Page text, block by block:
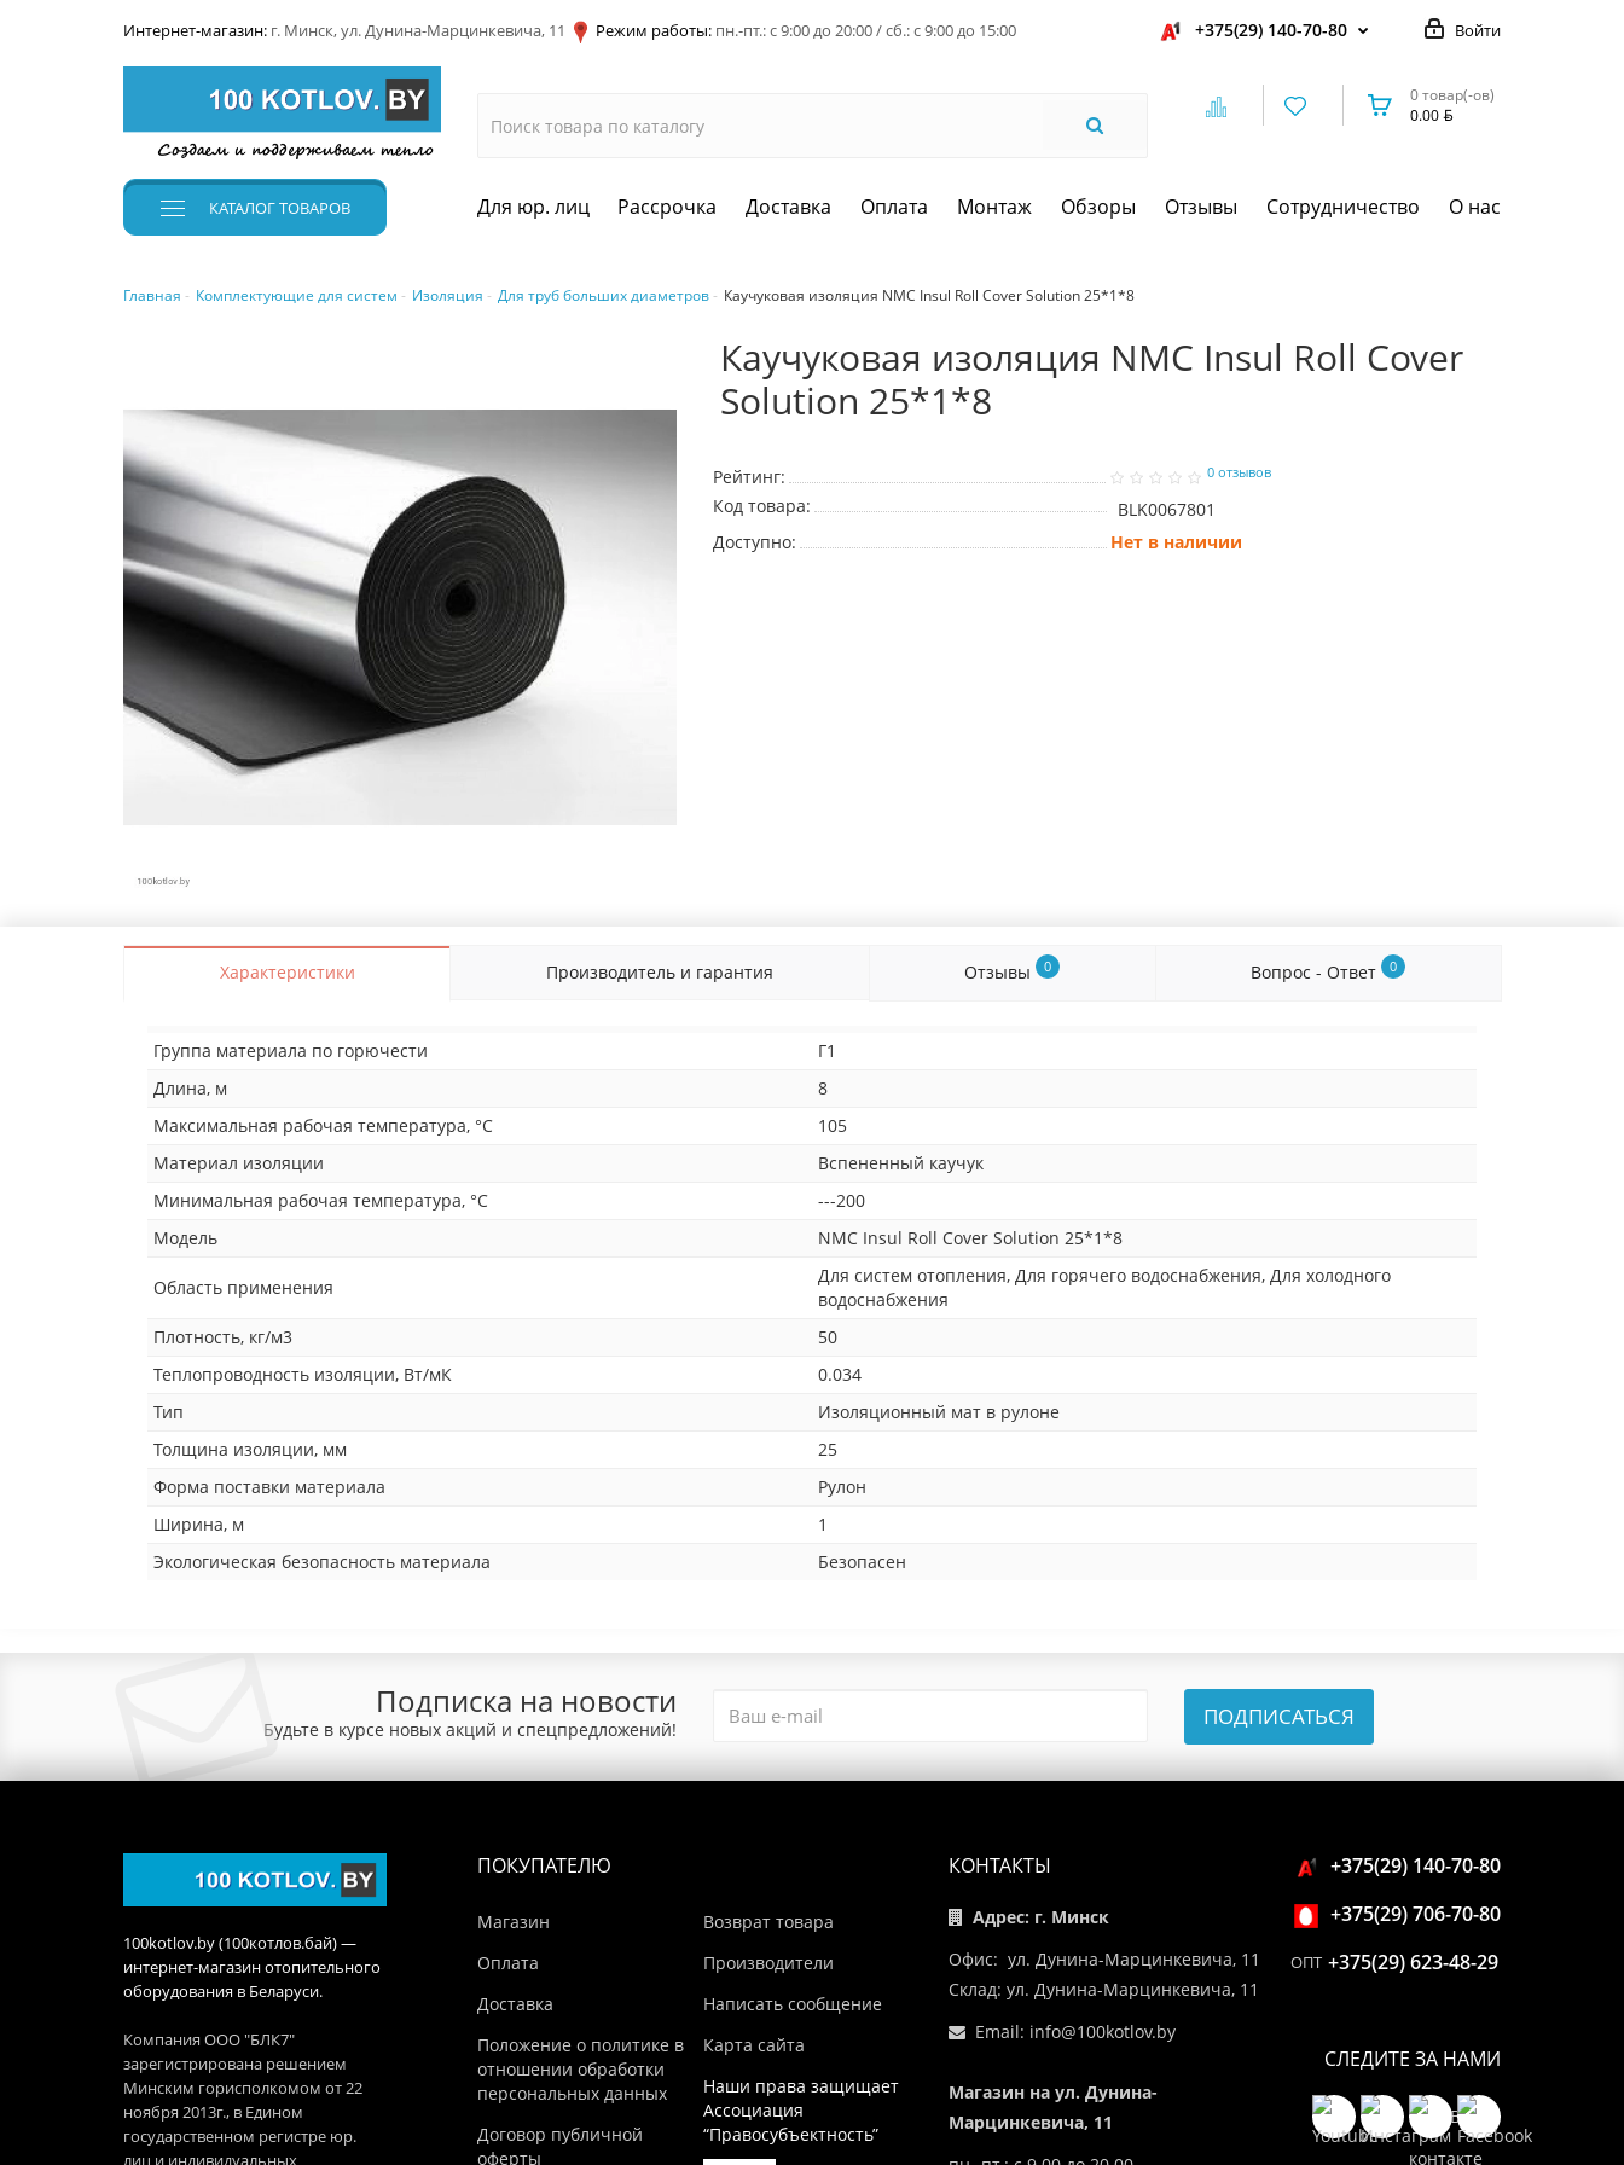
Интернет-магазин: г. Минск, ул. Дунина-Марцинкевича, 11 Режим работы: пн.-пт.: с 9:00 до 20:00 / сб.: с 9:00 до 15:00 Войти
+375(29) 140-70-80
0 товар(-ов)
0.00
КАТАЛОГТОВАРОВ Для юр. лиц Рассрочка Доставка Оплата Монтаж Обзоры Отзывы Сотрудничество О нас
Главная Комплектующие для систем Изоляция Для труб больших диаметров Каучуковая изоляция NMC Insul Roll Cover Solution 25*1*8
Каучуковая изоляция NMC Insul Roll Cover
Solution 25*1*8
Рейтинг: 0 отзывов
Код товара:
BLK0067801
Доступно:
Нет в наличии
Характеристики Производитель и гарантия Отзывы 0 Вопрос - Ответ 0
Группа материала по горючести
Г1
Длина, м
8
Максимальная рабочая температура, °C
105
Материал изоляции
Вспененный каучук
Минимальная рабочая температура, °C
---200
Модель
NMC Insul Roll Cover Solution 25*1*8
Область применения
Для систем отопления, Для горячего водоснабжения, Для холодного
водоснабжения
Плотность, кг/м3
50
Теплопроводность изоляции, Вт/мК
0.034
Тип
Изоляционный мат в рулоне
Толщина изоляции, мм
25
Форма поставки материала
Рулон
Ширина, м
1
Экологическая безопасность материала
Безопасен
Подписка на новости
Будьте в курсе новых акций и спецпредложений! ПОДПИСАТЬСЯ
100kotlov.by (100котлов.бай) —
интернет-магазин отопительного
оборудования в Беларуси.
Компания ООО "БЛК7"
зарегистрирована решением
Минским горисполкомом от 22
ноября 2013г., в Едином
государственном регистре юр.
ПОКУПАТЕЛЮ
Магазин
Оплата
Доставка
Положение о политике в
отношении обработки
персональных данных
Договор публичной
оферты
Возврат товара
Производители
Написать сообщение
Карта сайта
Наши права защищает
Ассоциация
“Правосубъектность”
КОНТАКТЫ
Адрес: г. Минск
Офис: ул. Дунина-Марцинкевича, 11
Склад: ул. Дунина-Марцинкевича, 11
Email: info@100kotlov.by
Магазин на ул. Дунина-
Марцинкевича, 11
+375(29) 140-70-80
+375(29) 706-70-80
ОПТ +375(29) 623-48-29
СЛЕДИТЕ ЗА НАМИ